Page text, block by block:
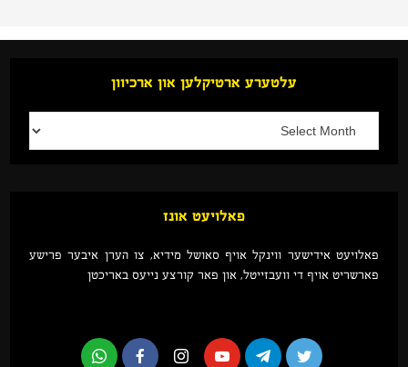
עלטערע ארטיקלען און ארכיוון
פאלויעט אונז
פאלויעט אידישער ווינקל אויף סאושל מידיא, צו הערן איבער פרישע
פארשריט אויף די וועבזייטל, און פאר קורצע נייעס באריכטן